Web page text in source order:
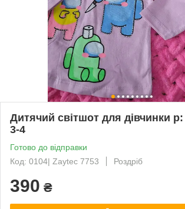
Дитячий світшот для дівчинки
3-4
Готово до відправки
Код: 0104| Zaytec 7753
Роздріб
390 ₴